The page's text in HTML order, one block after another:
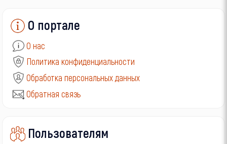
О портале
О нас
Политика конфиденциальности
Обработка персональных данных
Обратная связь
Пользователям